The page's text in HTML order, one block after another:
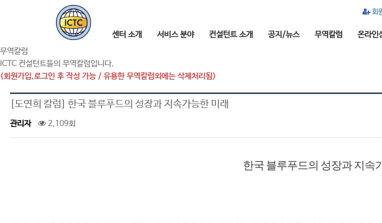
센터 소개 서비스 분야 컨설턴트 소개 공지/뉴스 무역칼럼 온라인
회
무역칼럼
ICTC 컨설턴트들의 무역칼럼입니다.
(회원가입,로그인 후 작성 가능 / 유용한 무역칼럼외에는 삭제처리됨)
[도연희 칼럼] 한국 블루푸드의 성장과 지속가능한 미래
관리자 2,109회
한국 블루푸드의 성장과 지속